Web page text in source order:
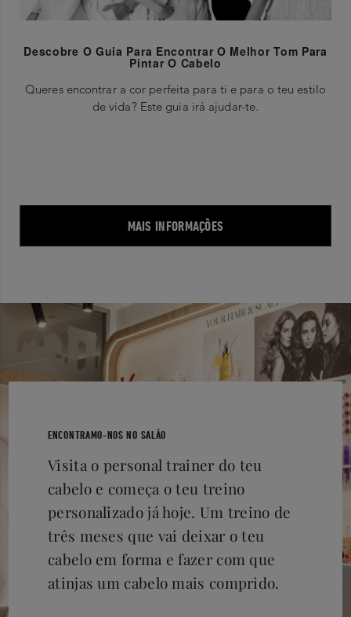
Descobre O Guia Para Encontrar O Melhor Tom Para
Pintar O Cabelo
Queres encontrar a cor perfeita para ti e para o teu estilo
de vida? Este guia irá ajudar-te.
MAIS INFORMAÇÕES
ENCONTRAMO-NOS NO SALÃO
Visita o personal trainer do teu
cabelo e começa o teu treino
personalizado já hoje. Um treino de
três meses que vai deixar o teu
cabelo em forma e fazer com que
atinjas um cabelo mais comprido.